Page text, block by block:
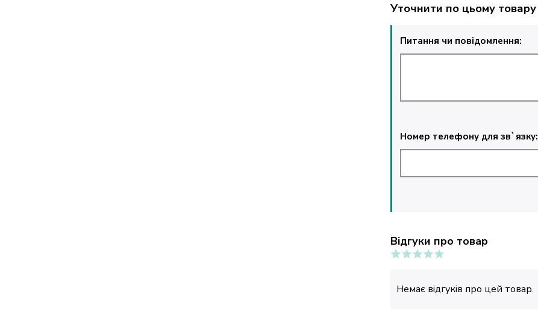
Уточнити по цьому товару
Питання чи повідомлення:
Номер телефону для зв`язку:
Відгуки про товар
Немає відгуків про цей товар.